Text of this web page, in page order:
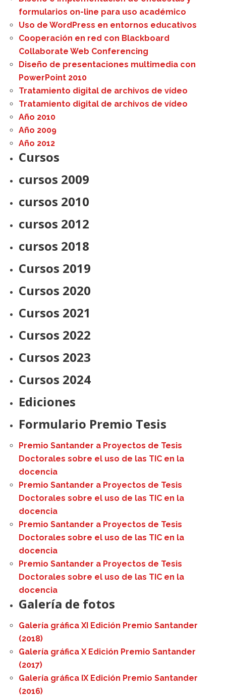
formularios on-line para uso académico
Uso de WordPress en entornos educativos
Cooperación en red con Blackboard
Collaborate Web Conferencing
Diseño de presentaciones multimedia con
PowerPoint 2010
Tratamiento digital de archivos de vídeo
Tratamiento digital de archivos de vídeo
Año 2010
Año 2009
Año 2012
Cursos
cursos 2009
cursos 2010
cursos 2012
cursos 2018
Cursos 2019
Cursos 2020
Cursos 2021
Cursos 2022
Cursos 2023
Cursos 2024
Ediciones
Formulario Premio Tesis
Premio Santander a Proyectos de Tesis
Doctorales sobre el uso de las TIC en la
docencia
Premio Santander a Proyectos de Tesis
Doctorales sobre el uso de las TIC en la
docencia
Premio Santander a Proyectos de Tesis
Doctorales sobre el uso de las TIC en la
docencia
Premio Santander a Proyectos de Tesis
Doctorales sobre el uso de las TIC en la
docencia
Galería de fotos
Galería gráfica XI Edición Premio Santander
(2018)
Galería gráfica X Edición Premio Santander
(2017)
Galería gráfica IX Edición Premio Santander
(2016)